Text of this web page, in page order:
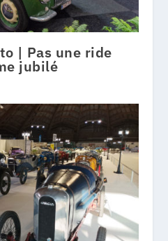
| Pas une ride
jubilé